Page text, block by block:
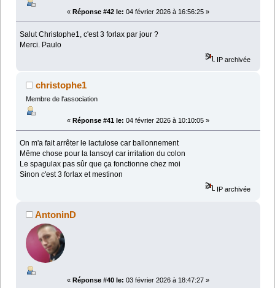
« Réponse #42 le: 04 février 2026 à 16:56:25 »
Salut Christophe1, c'est 3 forlax par jour ?
Merci. Paulo
IP archivée
christophe1
Membre de l'association
« Réponse #41 le: 04 février 2026 à 10:10:05 »
On m'a fait arrêter le lactulose car ballonnement
Même chose pour la lansoyl car irritation du colon
Le spagulax pas sûr que ça fonctionne chez moi
Sinon c'est 3 forlax et mestinon
IP archivée
AntoninD
« Réponse #40 le: 03 février 2026 à 18:47:27 »